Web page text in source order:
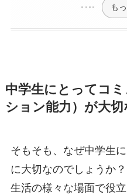
も
中学生にとってコ
ション能力）が大切
そもそも、なぜ中学生
に大切なのでしょうか
生活の様々な場面で役